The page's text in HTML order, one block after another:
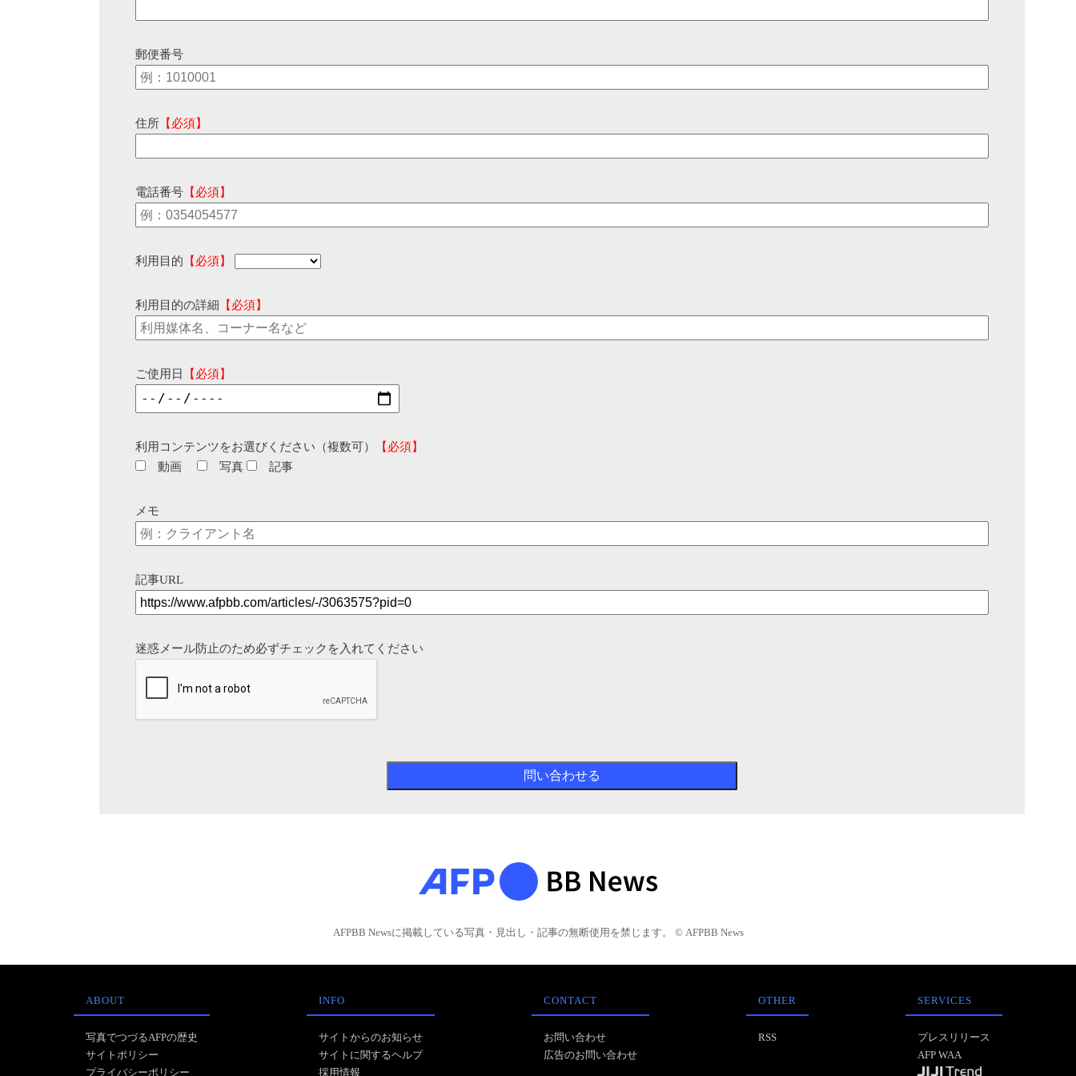
郵便番号
住所 【必須】
電話番号 【必須】
利用目的 【必須】
利用目的の詳細 【必須】
ご使用日 【必須】
利用コンテンツをお選びください（複数可）
【必須】
動画
写真 記事
メモ
記事URL
迷惑メール防止のため必ずチェックを入れてください
AFPBB Newsに掲載している写真・見出し・記事の無断使用を禁じます。 © AFPBB News
ABOUT
写真でつづるAFPの歴史
サイトポリシー
プライバシーポリシー
INFO
サイトからのお知らせ
サイトに関するヘルプ
採用情報
CONTACT
お問い合わせ
広告のお問い合わせ
OTHER
RSS
SERVICES
プレスリリース
AFP WAA